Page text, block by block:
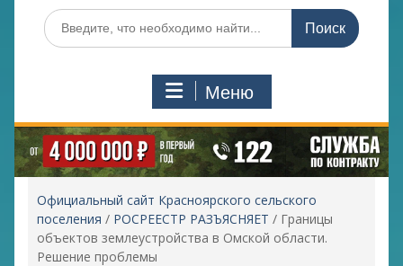
Поиск
по:
Меню
Официальный сайт Красноярского сельского
поселения / РОСРЕЕСТР РАЗЪЯСНЯЕТ / Границы
объектов землеустройства в Омской области.
Решение проблемы